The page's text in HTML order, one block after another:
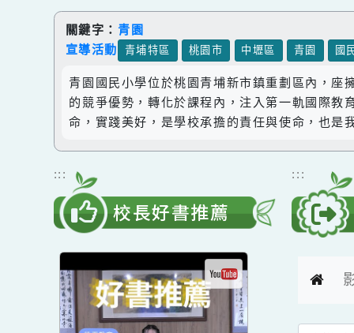
跳到主要內容
關鍵字：青園
宣導活動
青埔特區 桃園市 中壢區 青園
青園國民小學位於桃園青埔新市鎮重劃區內
的競爭優勢，轉化於課程內，注入第一軌國
命，實踐美好，是學校承擔的責任與使命，
校長好書推薦